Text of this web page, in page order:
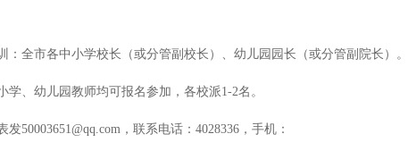
：全市各中小学校长（或分管副校长）、幼儿园园长（或分管副院长）。
学、幼儿园教师均可报名参加，各校派1-2名。
发50003651@qq.com ，联系电话： 4028336 ，手机：